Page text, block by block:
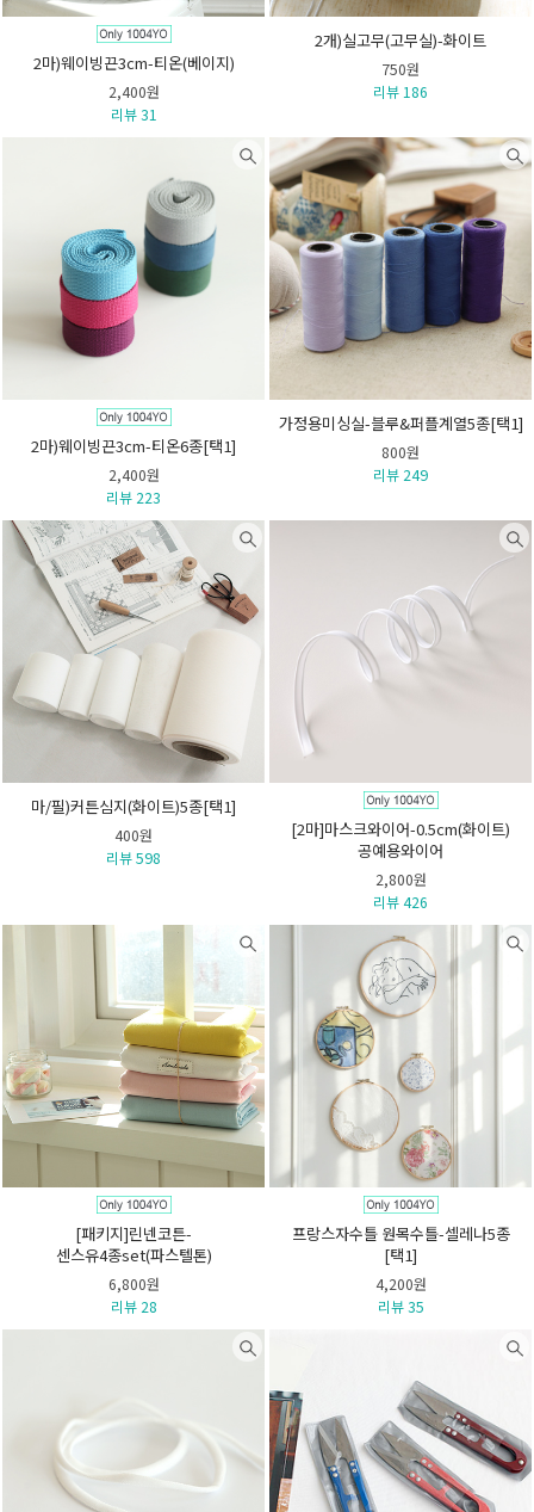
2마)웨이빙끈3cm-티온(베이지)
2,400원
리뷰 31
2개)실고무(고무실)-화이트
750원
리뷰 186
2마)웨이빙끈3cm-티온6종[택1]
2,400원
리뷰 223
가정용미싱실-블루&퍼플계열5종[택1]
800원
리뷰 249
마/필)커튼심지(화이트)5종[택1]
400원
리뷰 598
[2마]마스크와이어-0.5cm(화이트)
공예용와이어
2,800원
리뷰 426
[패키지]린넨코튼-
센스유4종set(파스텔톤)
6,800원
리뷰 28
프랑스자수틀 원목수틀-셀레나5종
[택1]
4,200원
리뷰 35